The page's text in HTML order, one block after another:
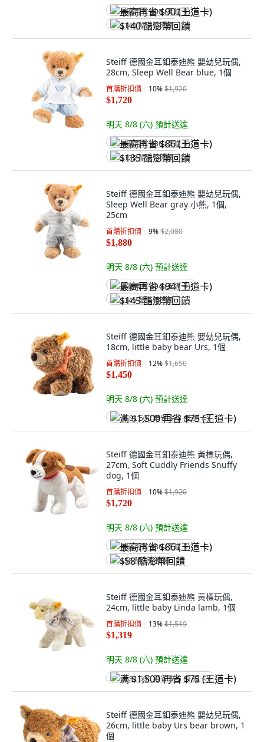
最高再省 $90 (王道卡)
$140 酷澎幣回饋
Steiff 德國金耳釦泰迪熊 嬰幼兒玩偶,
28cm, Sleep Well Bear blue, 1個
首購折扣價 10%$1,920
$1,720
明天 8/8 (六) 預計送達
最高再省 $86 (王道卡)
$135 酷澎幣回饋
Steiff 德國金耳釦泰迪熊 嬰幼兒玩偶,
Sleep Well Bear gray 小熊, 1個,
25cm
首購折扣價 9%$2,080
$1,880
明天 8/8 (六) 預計送達
最高再省 $94 (王道卡)
$145 酷澎幣回饋
Steiff 德國金耳釦泰迪熊 嬰幼兒玩偶,
18cm, little baby bear Urs, 1個
首購折扣價 12%$1,650
$1,450
明天 8/8 (六) 預計送達
满 $1,500 再省 $75 (王道卡)
Steiff 德國金耳釦泰迪熊 黃標玩偶,
27cm, Soft Cuddly Friends Snuffy
dog, 1個
首購折扣價 10%$1,920
$1,720
明天 8/8 (六) 預計送達
最高再省 $86 (王道卡)
$58 酷澎幣回饋
Steiff 德國金耳釦泰迪熊 黃標玩偶,
24cm, little baby Linda lamb, 1個
首購折扣價 13%$1,519
$1,319
明天 8/8 (六) 預計送達
满 $1,500 再省 $75 (王道卡)
Steiff 德國金耳釦泰迪熊 嬰幼兒玩偶,
26cm, little baby Urs bear brown, 1
個